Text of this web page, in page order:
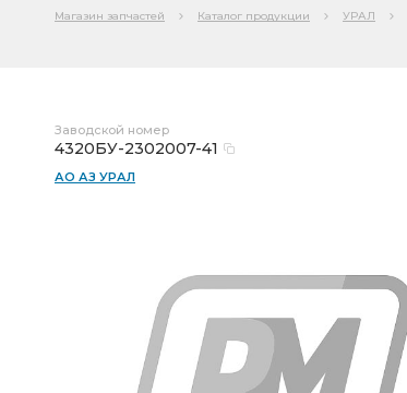
Магазин запчастей Каталог продукции УРАЛ
Заводской номер
4320БУ-2302007-41
АО АЗ УРАЛ